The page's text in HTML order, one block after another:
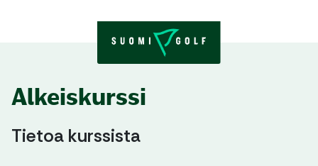
Alkeiskurssi
Tietoa kurssista